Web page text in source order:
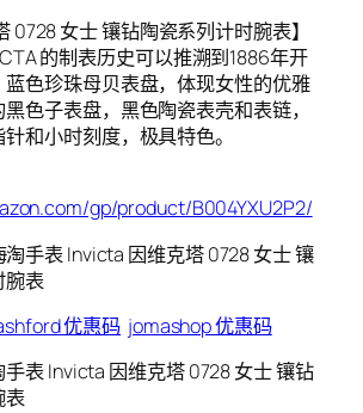
0728 女士 镶钻陶瓷系列计时腕表】
的制表历史可以推溯到1886年开
色珍珠母贝表盘，体现女性的优雅
色子表盘，黑色陶瓷表壳和表链，
和小时刻度，极具特色。
gp/product/B004YXU2P2/
优惠码 jomashop 优惠码
表 Invicta 因维克塔 0728 女士 镶钻
表